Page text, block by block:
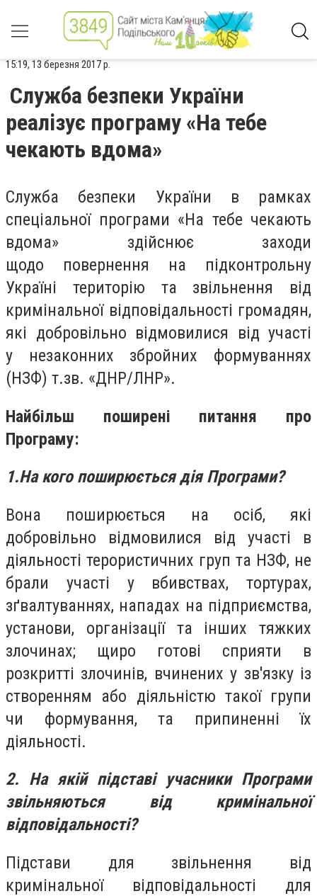
15:19, 13 березня 2017 р.
Служба безпеки України
реалізує програму «На тебе
чекають вдома»
Служба безпеки України в рамках
спеціальної програми «На тебе чекають
вдома» здійснює заходи
щодо повернення на підконтрольну
Україні територію та звільнення від
кримінальної відповідальності громадян,
які добровільно відмовилися від участі
у незаконних збройних формуваннях
(НЗФ) т.зв. «ДНР/ЛНР».
Найбільш поширені питання про
Програму:
1.На кого поширюється дія Програми?
Вона поширюється на осіб, які
добровільно відмовилися від участі в
діяльності терористичних груп та НЗФ, не
брали участі у вбивствах, тортурах,
зґвалтуваннях, нападах на підприємства,
установи, організації та інших тяжких
злочинах; щиро готові сприяти в
розкритті злочинів, вчинених у зв'язку із
створенням або діяльністю такої групи
чи формування, та припиненні їх
діяльності.
2. На якій підставі учасники Програми
звільняються від кримінальної
відповідальності?
Підстави для звільнення від
кримінальної відповідальності для